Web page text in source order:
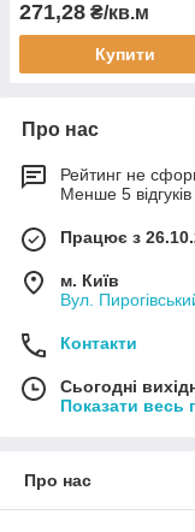
271,28 ₴/кв.м
Купити
Про нас
Рейтинг не
Менше 5 відгуків
Працює з
м. Київ
Вул.
Контакти
Сьогодні
Показати весь
Про нас